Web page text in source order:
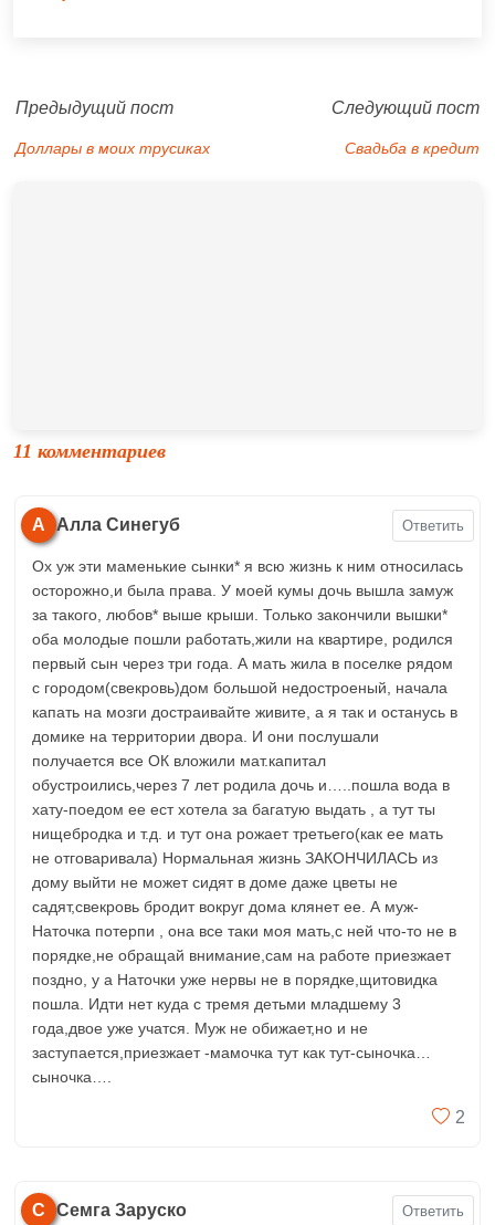
Предыдущий пост
Доллары в моих трусиках
Следующий пост
Свадьба в кредит
11 комментариев
А Алла Синегуб Ответить
Ох уж эти маменькие сынки* я всю жизнь к ним относилась
осторожно,и была права. У моей кумы дочь вышла замуж
за такого, любов* выше крыши. Только закончили вышки*
оба молодые пошли работать,жили на квартире, родился
первый сын через три года. А мать жила в поселке рядом
с городом(свекровь)дом большой недостроеный, начала
капать на мозги достраивайте живите, а я так и останусь в
домике на территории двора. И они послушали
получается все ОК вложили мат.капитал
обустроились,через 7 лет родила дочь и…..пошла вода в
хату-поедом ее ест хотела за багатую выдать , а тут ты
нищебродка и т.д. и тут она рожает третьего(как ее мать
не отговаривала) Нормальная жизнь ЗАКОНЧИЛАСЬ из
дому выйти не может сидят в доме даже цветы не
садят,свекровь бродит вокруг дома клянет ее. А муж-
Наточка потерпи , она все таки моя мать,с ней что-то не в
порядке,не обращай внимание,сам на работе приезжает
поздно, у а Наточки уже нервы не в порядке,щитовидка
пошла. Идти нет куда с тремя детьми младшему 3
года,двое уже учатся. Муж не обижает,но и не
заступается,приезжает -мамочка тут как тут-сыночка…
сыночка….
2
С Семга Заруско Ответить